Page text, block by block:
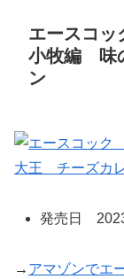
エースコ
小牧編 味
ン
発売日
→ アマゾンでエ